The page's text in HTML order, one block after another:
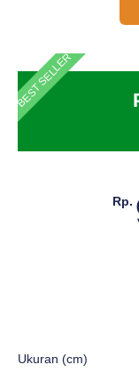
BEST SELLER
Rp.
Ukuran (cm)